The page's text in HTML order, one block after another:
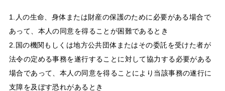
1.人の生命、身体または財産の保護のために必要がある場合で
あって、本人の同意を得ることが困難であるとき
2.国の機関もしくは地方公共団体またはその委託を受けた者が
法令の定める事務を遂行することに対して協力する必要がある
場合であって、本人の同意を得ることにより当該事務の遂行に
支障を及ぼす恐れがあるとき